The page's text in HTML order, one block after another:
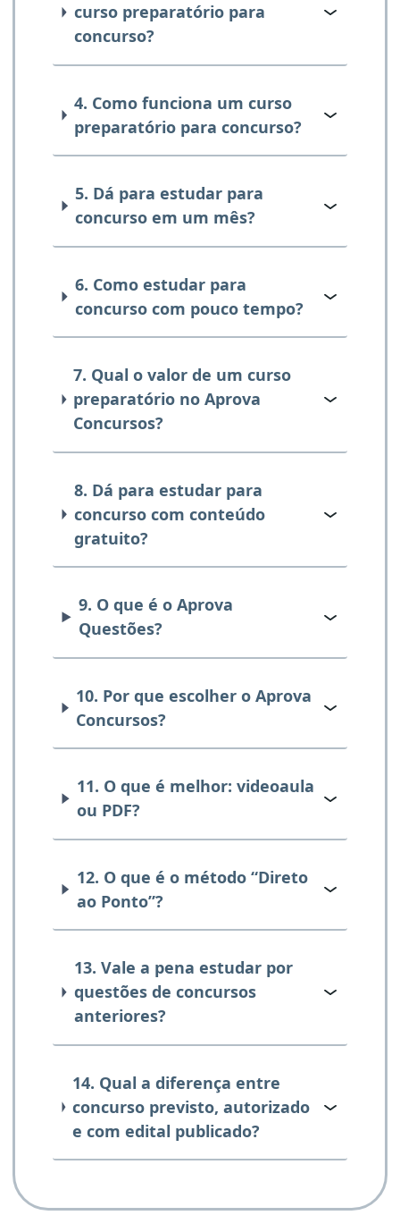
curso preparatório para
concurso?
4. Como funciona um curso
preparatório para concurso?
5. Dá para estudar para
concurso em um mês?
6. Como estudar para
concurso com pouco tempo?
7. Qual o valor de um curso
preparatório no Aprova
Concursos?
8. Dá para estudar para
concurso com conteúdo
gratuito?
9. O que é o Aprova
Questões?
10. Por que escolher o Aprova
Concursos?
11. O que é melhor: videoaula
ou PDF?
12. O que é o método “Direto
ao Ponto”?
13. Vale a pena estudar por
questões de concursos
anteriores?
14. Qual a diferença entre
concurso previsto, autorizado
e com edital publicado?